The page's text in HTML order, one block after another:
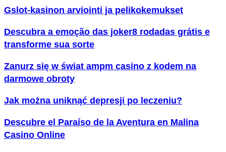
Gslot-kasinon arviointi ja pelikokemukset
Descubra a emoção das joker8 rodadas grátis e
transforme sua sorte
Zanurz się w świat ampm casino z kodem na
darmowe obroty
Jak można uniknąć depresji po leczeniu?
Descubre el Paraíso de la Aventura en Malina
Casino Online